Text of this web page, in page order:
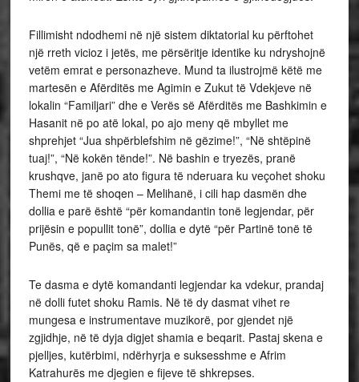
Fillimisht ndodhemi në një sistem diktatorial ku përftohet
një rreth vicioz i jetës, me përsëritje identike ku ndryshojnë
vetëm emrat e personazheve. Mund ta ilustrojmë këtë me
martesën e Afërditës me Agimin e Zukut të Vdekjeve në
lokalin “Familjari” dhe e Verës së Afërditës me Bashkimin e
Hasanit në po atë lokal, po ajo meny që mbyllet me
shprehjet “Jua shpërblefshim në gëzime!”, “Në shtëpinë
tuaj!”, “Në kokën tënde!”. Në bashin e tryezës, pranë
krushqve, janë po ato figura të nderuara ku veçohet shoku
Themi me të shoqen – Melihanë, i cili hap dasmën dhe
dollia e parë është “për komandantin tonë legjendar, për
prijësin e popullit tonë”, dollia e dytë “për Partinë tonë të
Punës, që e paçim sa malet!”
Te dasma e dytë komandanti legjendar ka vdekur, prandaj
në dolli futet shoku Ramis. Në të dy dasmat vihet re
mungesa e instrumentave muzikorë, por gjendet një
zgjidhje, në të dyja digjet shamia e beqarit. Pastaj skena e
pjelljes, kutërbimi, ndërhyrja e suksesshme e Afrim
Katrahurës me djegien e fijeve të shkrepses.